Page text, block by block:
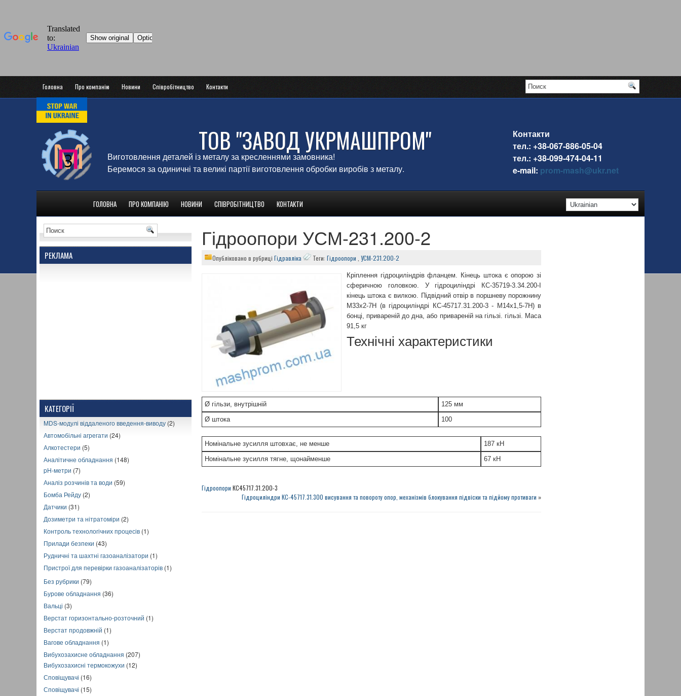
Головна Про компанію Новини Співробітництво Контакти
ТОВ "ЗАВОД УКРМАШПРОМ"
Виготовлення деталей із металу за кресленнями замовника!
Беремося за одиничні та великі партії виготовлення обробки виробів з металу.
Контакти
тел.: +38-067-886-05-04
тел.: +38-099-474-04-11
e-mail: prom-mash@ukr.net
ГОЛОВНА ПРО КОМПАНІЮ НОВИНИ СПІВРОБІТНИЦТВО КОНТАКТИ
РЕКЛАМА
КАТЕГОРІЇ
MDS-модулі віддаленого введення-виводу (2)
Автомобільні агрегати (24)
Алкотестери (5)
Аналітичне обладнання (148)
pH-метри (7)
Аналіз розчинів та води (59)
Бомба Рейду (2)
Датчики (31)
Дозиметри та нітратоміри (2)
Контроль технологічних процесів (1)
Прилади безпеки (43)
Рудничні та шахтні газоаналізатори (1)
Пристрої для перевірки газоаналізаторів (1)
Без рубрики (79)
Бурове обладнання (36)
Вальці (3)
Верстат горизонтально-розточний (1)
Верстат продовжній (1)
Вагове обладнання (1)
Вибухозахисне обладнання (207)
Вибухозахисні термокожухи (12)
Сповіщувачі (16)
Сповіщувачі (15)
Гідроопори УСМ-231.200-2
Опубліковано в рубриці Гідравліка Теги: Гідроопори УСМ-231.200-2
Кріплення гідроциліндрів фланцем. Кінець штока є опорою зі
сферичною головкою. У гідроциліндрі КС-35719-3.34.200-І
кінець штока є вилкою. Підвідний отвір в поршневу порожнину
М33х2-7Н (в гідроциліндрі КС-45717.31.200-3 - М14х1,5-7Н) в
бонці, привареній до дна, або привареній на гільзі. гільзі. Маса
91,5 кг
Технічні характеристики
Ø гільзи, внутрішній 125 мм
Ø штока
100
Номінальне зусилля штовхає, не менше 187 кН
Номінальне зусилля тягне, щонайменше
67 кН
Гідроопори КС45717.31.200-3
Гідроциліндри КС-45717.31.300 висування та повороту опор, механізмів блокування підвіски та підйому противаги »